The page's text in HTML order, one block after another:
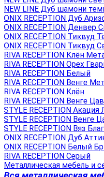
NEW LINE Дуб шамони
ONIX RECEPTION Дуб
ONIX RECEPTION Денвер
ONIX RECEPTION Тиквуд
ONIX RECEPTION Тиквуд
RIVA RECEPTION Клён
RIVA RECEPTION Орех
RIVA RECEPTION Белый
RIVA RECEPTION Венге
RIVA RECEPTION Клён
RIVA RECEPTION Венге
STYLE RECEPTION Акация
STYLE RECEPTION Венге
STYLE RECEPTION Вяз
ONIX RECEPTION Дуб
ONIX RECEPTION Белый
RIVA RECEPTION Серый
Металлическая мебель и